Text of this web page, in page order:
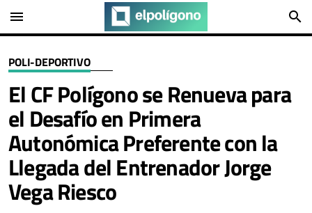
menu search
POLI-DEPORTIVO
El CF Polígono se Renueva para
el Desafío en Primera
Autonómica Preferente con la
Llegada del Entrenador Jorge
Vega Riesco